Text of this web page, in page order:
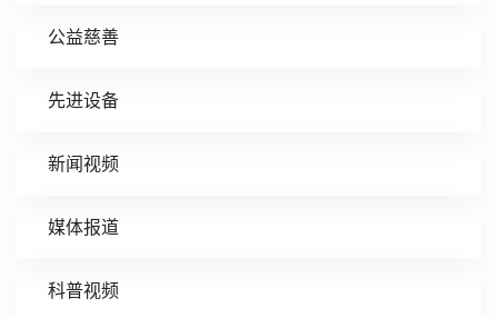
公益慈善
先进设备
新闻视频
媒体报道
科普视频